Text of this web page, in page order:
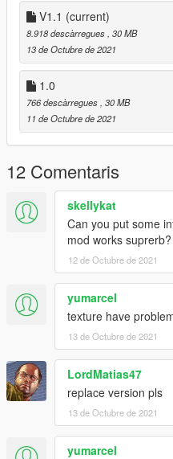
- CREDITS -Car conversion:
MODEL HUM3D
AND 3d_artist for help and
Please don't convert
This car for other games
and advice Please do not
without permission
V1.1 (current)
8.918 descàrregues , 30 MB
13 de Octubre de 2021
1.0
766 descàrregues , 30 MB
11 de Octubre de 2021
12 Comentaris
skellykat
Can you put some
mod works suprerb?
12 de Octubre de 2021
yumarcel
texture have
13 de Octubre de 2021
LordMatias47
replace version pls
13 de Octubre de 2021
yumarcel